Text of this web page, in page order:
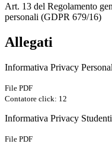
Art. 13 del Regolamento
personali (GDPR 679/16)
Allegati
Informativa Privacy
File PDF
Contatore click: 12
Informativa Privacy
File PDF